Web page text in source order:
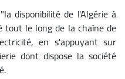
disponibilité de l'Algérie à
tout le long de la chaîne de
en s'appuyant sur
dont dispose la société